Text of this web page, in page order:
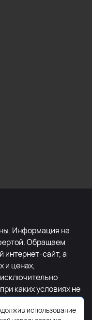
Информация на
Обращаем
интернет-сайт, а
и ценах,
каких условиях не
кодекса
использование